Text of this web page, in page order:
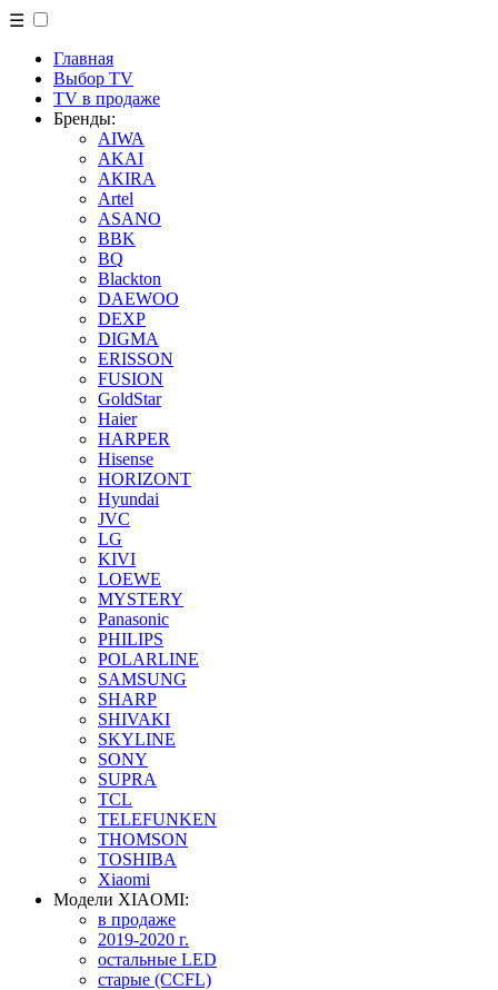
☰
Главная
Выбор TV
TV в продаже
Бренды:
AIWA
AKAI
AKIRA
Artel
ASANO
BBK
BQ
Blackton
DAEWOO
DEXP
DIGMA
ERISSON
FUSION
GoldStar
Haier
HARPER
Hisense
HORIZONT
Hyundai
JVC
LG
KIVI
LOEWE
MYSTERY
Panasonic
PHILIPS
POLARLINE
SAMSUNG
SHARP
SHIVAKI
SKYLINE
SONY
SUPRA
TCL
TELEFUNKEN
THOMSON
TOSHIBA
Xiaomi
Модели XIAOMI:
в продаже
2019-2020 г.
остальные LED
старые (CCFL)